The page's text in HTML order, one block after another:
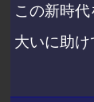
この新時
大いに助け